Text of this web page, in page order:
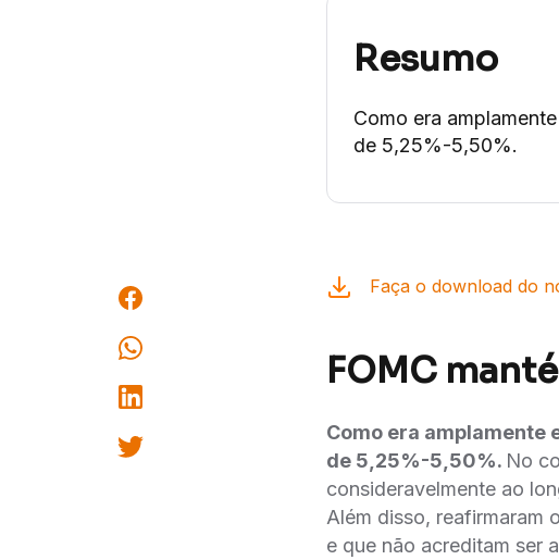
Resumo
Como era
de 5,25%-5,50%.
Faça o download do
FOMC
Como era amplamente
de 5,25%-5,50%. No
consideravelmente ao
Além disso, reafirmaram
e que não acreditam ser